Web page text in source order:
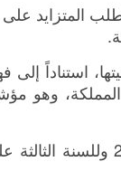
المتزايد
استناداً
منزل مغطّى في
وفي هذا السياق تم تجسيد هذه الجهود بحصول الشركة